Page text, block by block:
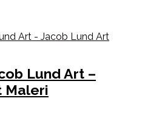
Lund Art –
Maleri